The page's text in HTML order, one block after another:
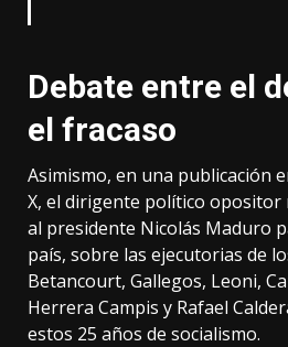
Debate entre el
el fracaso
Asimismo, en una publicación
X, el dirigente político opositor
al presidente Nicolás Maduro
país, sobre las ejecutorias de
Betancourt, Gallegos, Leoni,
Herrera Campis y Rafael
estos 25 años de socialismo.